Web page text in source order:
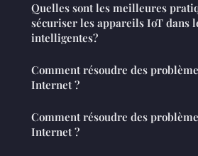
Quelles sont les meilleures
sécuriser les appareils IoT dans
intelligentes?
Comment résoudre des
Internet ?
Comment résoudre des
Internet ?